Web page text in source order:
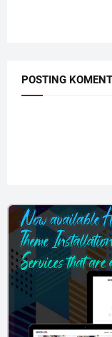
POSTING